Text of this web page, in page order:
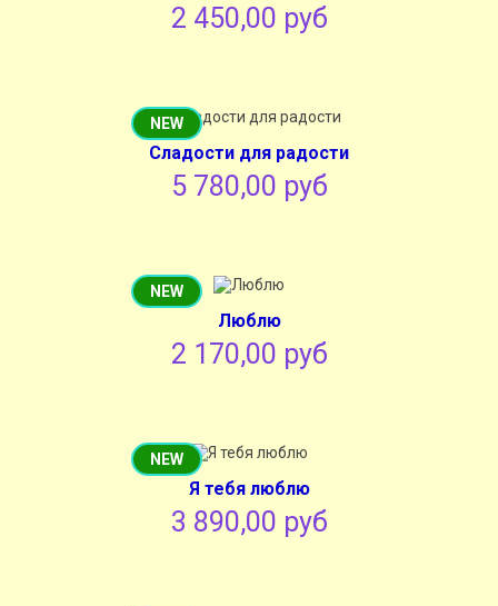
2 450,00 руб
NEW
Сладости для радости
5 780,00 руб
NEW
Люблю
2 170,00 руб
NEW
Я тебя люблю
3 890,00 руб